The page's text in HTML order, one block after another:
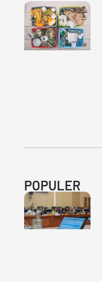
POPULER